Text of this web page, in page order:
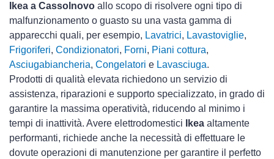
Ikea a Cassolnovo allo scopo di risolvere ogni tipo di
malfunzionamento o guasto su una vasta gamma di
apparecchi quali, per esempio, Lavatrici, Lavastoviglie,
Frigoriferi, Condizionatori, Forni, Piani cottura,
Asciugabiancheria, Congelatori e Lavasciuga.
Prodotti di qualità elevata richiedono un servizio di
assistenza, riparazioni e supporto specializzato, in grado di
garantire la massima operatività, riducendo al minimo i
tempi di inattività. Avere elettrodomestici
Ikea altamente
performanti, richiede anche la necessità di effettuare le
dovute operazioni di manutenzione per garantire il perfetto